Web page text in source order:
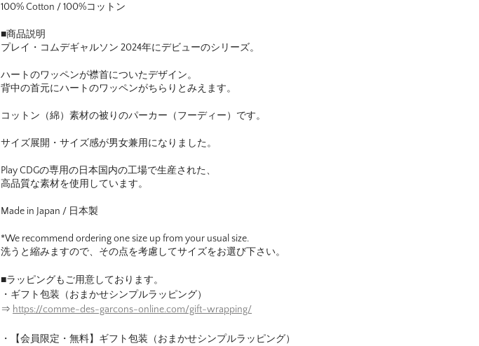
100% Cotton / 100%コットン
■商品説明
プレイ・コムデギャルソン 2024年にデビューのシリーズ。
ハートのワッペンが襟首についたデザイン。
背中の首元にハートのワッペンがちらりとみえます。
コットン（綿）素材の被りのパーカー（フーディー）です。
サイズ展開・サイズ感が男女兼用になりました。
Play CDGの専用の日本国内の工場で生産された、
高品質な素材を使用しています。
Made in Japan / 日本製
*We recommend ordering one size up from your usual size.
洗うと縮みますので、その点を考慮してサイズをお選び下さい。
■ラッピングもご用意しております。
・ギフト包装（おまかせシンプルラッピング）
⇒ https://comme-des-garcons-online.com/gift-wrapping/
・【会員限定・無料】ギフト包装（おまかせシンプルラッピング）